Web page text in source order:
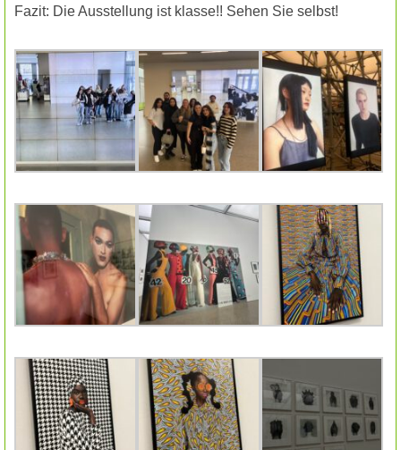
Fazit: Die Ausstellung ist klasse!! Sehen Sie selbst!